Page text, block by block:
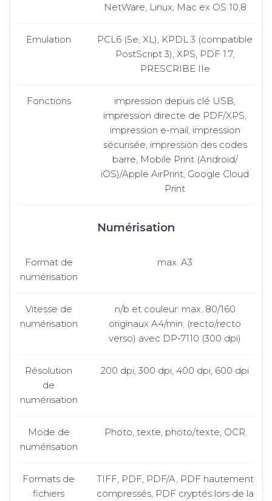
NetWare, Linux, Mac ex OS 10.8
Emulation
PCL6 (5e, XL), KPDL 3 (compatible
PostScript 3), XPS, PDF 1.7,
PRESCRIBE IIe
Fonctions
impression depuis clé USB,
impression directe de PDF/XPS,
impression e-mail, impression
sécurisée, impression des codes
barre, Mobile Print (Android/
iOS)/Apple AirPrint, Google Cloud
Print
Numérisation
Format de
numérisation
max. A3
Vitesse de
numérisation
n/b et couleur: max. 80/160
originaux A4/min. (recto/recto
verso) avec DP-7110 (300 dpi)
Résolution
de
numérisation
200 dpi, 300 dpi, 400 dpi, 600 dpi
Mode de
numérisation
Photo, texte, photo/texte, OCR
Formats de
fichiers
TIFF, PDF, PDF/A, PDF hautement
compressés, PDF cryptés lors de la